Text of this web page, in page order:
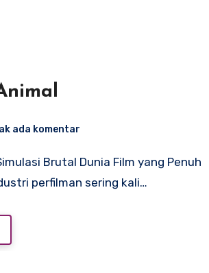
ada komentar
perfilman sering kali…